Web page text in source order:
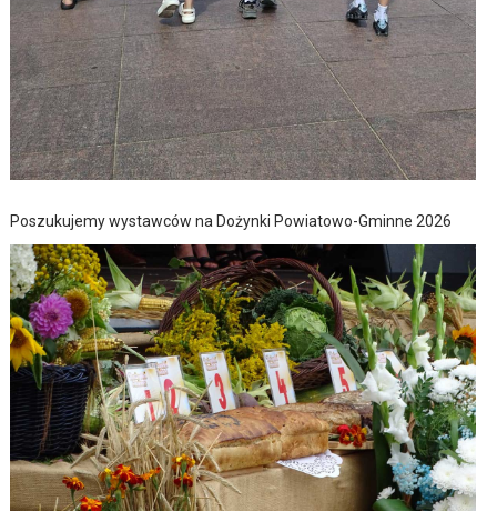
Poszukujemy wystawców na Dożynki Powiatowo-Gminne 2026